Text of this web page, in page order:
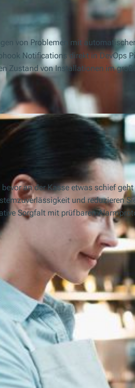
von Problemen mit
Notifications direkt in DevOps
Zustand von Installationen im
bevor an der Kasse etwas schief geht
und reduzieren
Sorgfalt mit prüfbaren
zur Integration?
Team ist nur
entfernt.